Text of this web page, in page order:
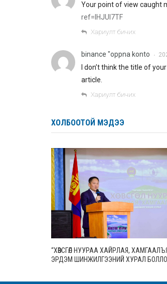
Your point of view caught
ref=IHJUI7TF
Хариулт бичих
binance "oppna konto •
I don’t think the title of
article.
Хариулт бичих
ХОЛБООТОЙ МЭДЭЭ
“ХӨВСГӨЛ НУУРАА ХАЙРЛАЯ,
ЭРДЭМ ШИНЖИЛГЭЭНИЙ ХУРАЛ